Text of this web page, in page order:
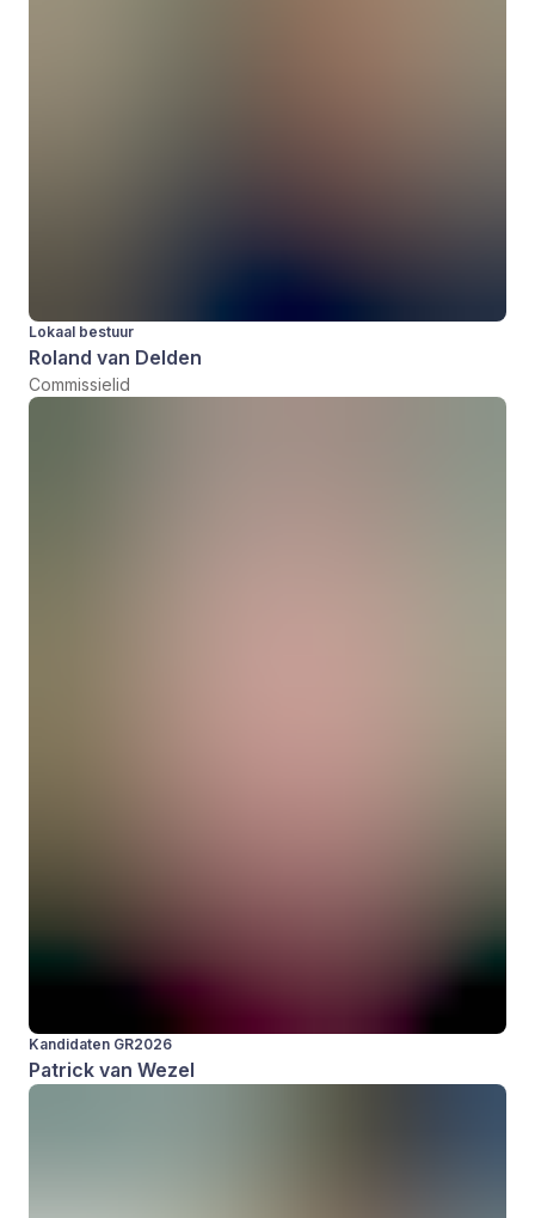
Lokaal bestuur
Roland van Delden
Commissielid
Kandidaten GR2026
Patrick van Wezel